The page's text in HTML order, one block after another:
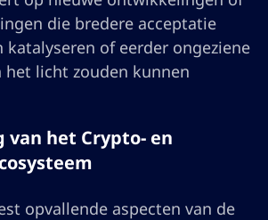
die bredere acceptatie
katalyseren of eerder ongeziene
het licht zouden kunnen
van het Crypto- en
opvallende aspecten van de